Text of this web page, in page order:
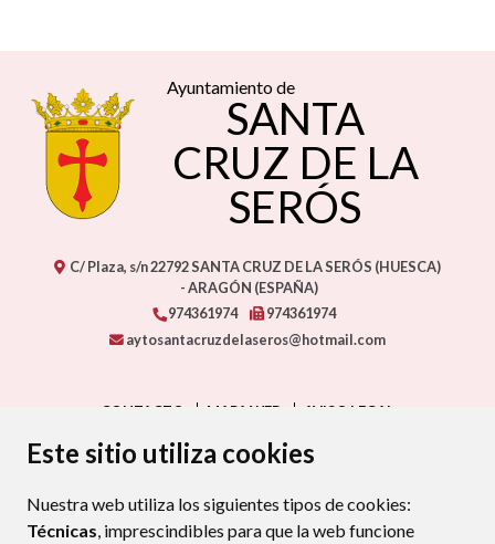
Este sitio utiliza cookies
Nuestra web utiliza los siguientes tipos de cookies:
Técnicas, imprescindibles para que la web funcione
Ayuntamiento de
SANTA
CRUZ DE LA
SERÓS
C/ Plaza, s/n22792SANTA CRUZ DE LA SERÓS (HUESCA)
- ARAGÓN (ESPAÑA)
974361974
974361974
aytosantacruzdelaseros@hotmail.com
CONTACTO MAPA WEB
AVISO LEGAL
PROTECCIÓN DE DATOS
POLÍTICA DE COOKIES